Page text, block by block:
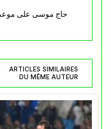
حاج موسى على موعد
ARTICLES SIMILAIRES
DU MÊME AUTEUR